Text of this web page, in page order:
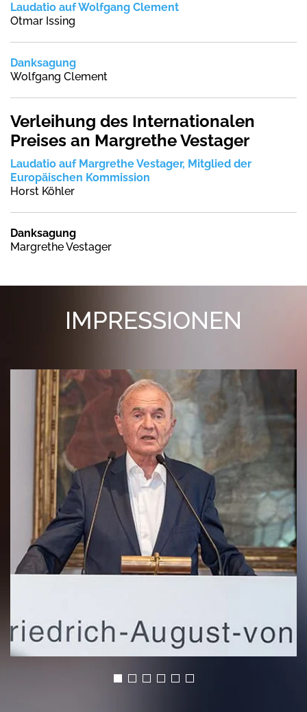
Laudatio auf Wolfgang Clement
Otmar Issing
Danksagung
Wolfgang Clement
Verleihung des Internationalen
Preises an Margrethe Vestager
Laudatio auf Margrethe Vestager, Mitglied der
Europäischen Kommission
Horst Köhler
Danksagung
Margrethe Vestager
IMPRESSIONEN